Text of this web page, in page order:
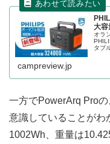
大容
オラ
タブ
campreview.jp
一方でPowerArq Pro
意識していることがわ
1002Wh、重量は